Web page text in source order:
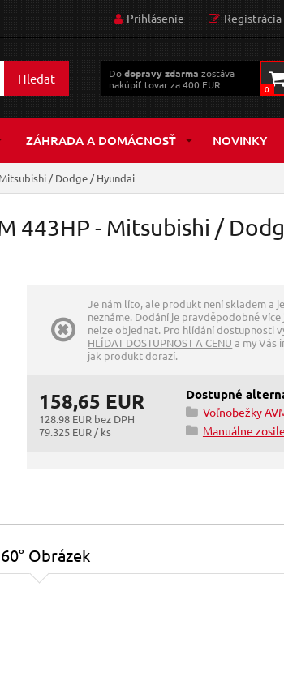
Prihlásenie Registrácia
Hledat Dodopravy zdarma zostáva
nakúpiť tovar za 400 EUR
0
ZÁHRADA A DOMÁCNOSŤ NOVINKY
/ Dodge / Hyundai
443HP - Mitsubishi /
Je nám líto, ale produkt není skladem a
neznáme. Dodání je pravděpodobně více
nelze objednat. Pro hlídání dostupnosti
HLÍDAT DOSTUPNOST A CENU a my Vás
jak produkt dorazí.
158,65 EUR
128.98 EUR bez DPH
79.325 EUR / ks
Dostupné
Voľnobežky
Manuálne
Obrázek